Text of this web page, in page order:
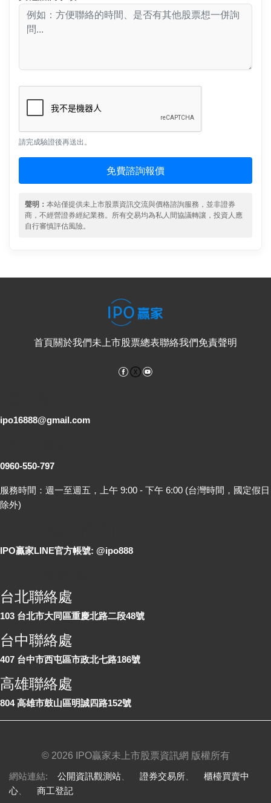
請完成驗證後再送出。
免費諮詢報價
聲明： 本站僅提供未上市股票資訊交流與價格諮詢服務，並非證券
商，不經營證券經紀業務。所有交易均為私人間協議轉讓，投資人應
自行審慎評估風險。
首頁關於我們未上市股票總表聯絡我們免責聲明
Facebook
ipo16888@gmail.com
0960-550-797
服務時間：週一至週五，上午 9:00 - 下午 6:00 (台灣時間，國定假日
除外)
IPO贏家LINE官方帳號: @ipo888
台北聯絡處
103 台北市大同區重慶北路二段48號
台中聯絡處
407 台中市西屯區市政北七路186號
高雄聯絡處
804 高雄市鼓山區明誠四路152號
© 2026 IPO贏家未上市股票資訊網 版權所有
網站連結: 公開資訊觀測站 證券交易所
櫃檯買賣中
心
商工登記